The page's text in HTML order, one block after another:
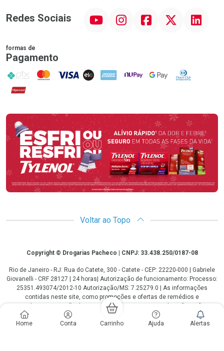
Home Conta Carrinho Ajuda Alertas
Redes Sociais InstagramFacebookTwitter Linkedin
formas de
Pagamento
PIX MasterCard
VISA ELO AMEX NuPay Google PayDiners Club
Hipercard
Promoção em Destaque
Voltar ao Topo
CopyrightCopyright © Drogarias Pacheco | CNPJ: 33.438.250/0187-08
Rio de Janeiro - RJ: Rua do Catete, 300 - Catete - CEP: 22220-000 | Gabriele
Giovanelli - CRF 28127 | 24 horas| Autorização de funcionamento: Processo:
25351.493074/2012-10 Autorização/MS: 7.25279.0 | As informações
contidas neste site, como promoções e ofertas de remédios e
medicamentos, não devem ser usadas para automedicação e não
substituem, em hipótese alguma, a medicação prescrita pelo profissional da
área médica. Somente o médico está em condições de diagnosticar